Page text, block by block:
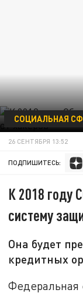
СОЦИАЛЬНАЯ
26 СЕНТЯБРЯ 13:52
ПОДПИШИТЕСЬ:
К 2018 году
систему
Она будет
кредитных
Федеральная